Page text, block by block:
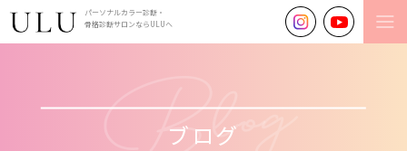
パーソナルカラー診断・
骨格診断サロンならULUへ
ブログ